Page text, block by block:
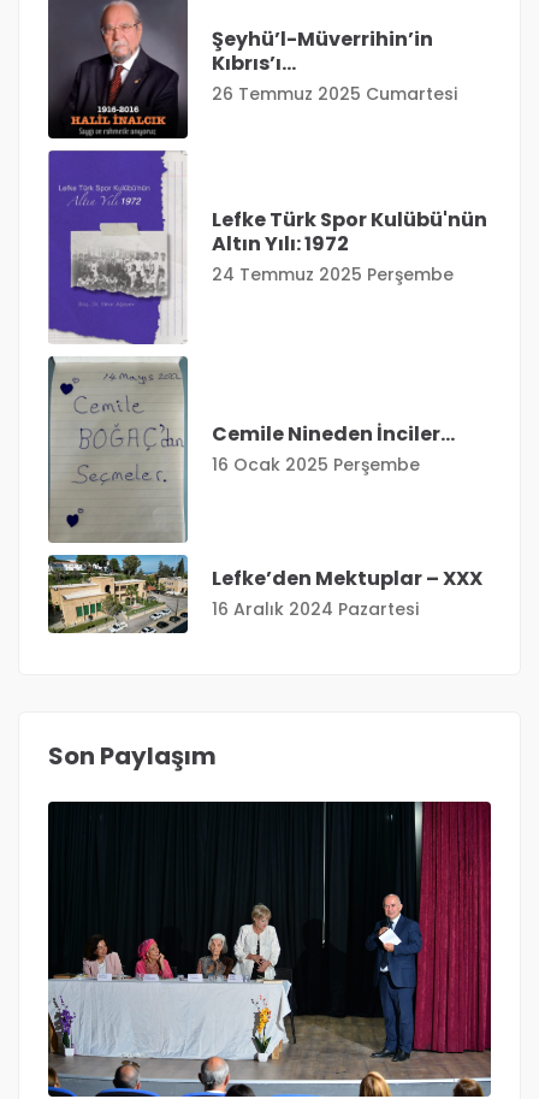
Şeyhü’l-Müverrihin’in
Kıbrıs’ı…
26 Temmuz 2025 Cumartesi
Lefke Türk Spor Kulübü'nün
Altın Yılı: 1972
24 Temmuz 2025 Perşembe
Cemile Nineden İnciler…
16 Ocak 2025 Perşembe
Lefke’den Mektuplar – XXX
16 Aralık 2024 Pazartesi
Son Paylaşım